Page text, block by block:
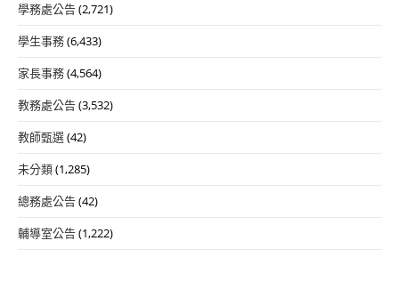
學務處公告(2,721)
學生事務(6,433)
家長事務(4,564)
教務處公告(3,532)
教師甄選(42)
未分類(1,285)
總務處公告(42)
輔導室公告(1,222)